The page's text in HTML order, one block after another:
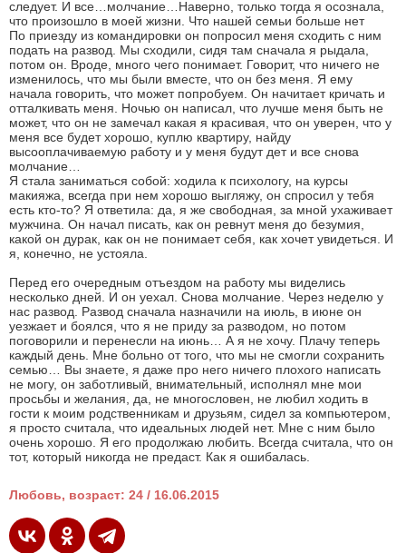
следует. И все…молчание…Наверно, только тогда я осознала,
что произошло в моей жизни. Что нашей семьи больше нет
По приезду из командировки он попросил меня сходить с ним
подать на развод. Мы сходили, сидя там сначала я рыдала,
потом он. Вроде, много чего понимает. Говорит, что ничего не
изменилось, что мы были вместе, что он без меня. Я ему
начала говорить, что может попробуем. Он начитает кричать и
отталкивать меня. Ночью он написал, что лучше меня быть не
может, что он не замечал какая я красивая, что он уверен, что у
меня все будет хорошо, куплю квартиру, найду
высооплачиваемую работу и у меня будут дет и все снова
молчание…
Я стала заниматься собой: ходила к психологу, на курсы
макияжа, всегда при нем хорошо выгляжу, он спросил у тебя
есть кто-то? Я ответила: да, я же свободная, за мной ухаживает
мужчина. Он начал писать, как он ревнут меня до безумия,
какой он дурак, как он не понимает себя, как хочет увидеться. И
я, конечно, не устояла.
Перед его очередным отъездом на работу мы виделись
несколько дней. И он уехал. Снова молчание. Через неделю у
нас развод. Развод сначала назначили на июль, в июне он
уезжает и боялся, что я не приду за разводом, но потом
поговорили и перенесли на июнь… А я не хочу. Плачу теперь
каждый день. Мне больно от того, что мы не смогли сохранить
семью… Вы знаете, я даже про него ничего плохого написать
не могу, он заботливый, внимательный, исполнял мне мои
просьбы и желания, да, не многословен, не любил ходить в
гости к моим родственникам и друзьям, сидел за компьютером,
я просто считала, что идеальных людей нет. Мне с ним было
очень хорошо. Я его продолжаю любить. Всегда считала, что он
тот, который никогда не предаст. Как я ошибалась.
Любовь, возраст: 24 / 16.06.2015